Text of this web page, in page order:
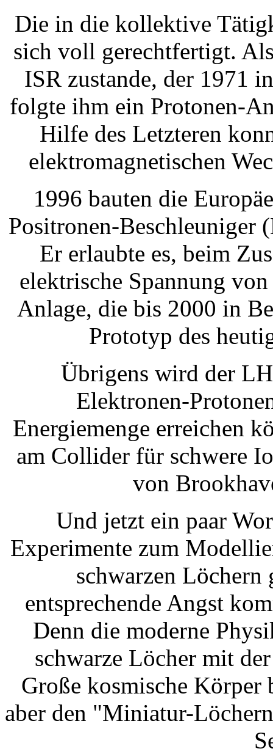
Die in die kollektive
sich voll gerechtfertigt.
ISR zustande, der 1971
folgte ihm ein Protonen-
Hilfe des Letzteren
elektromagnetischen
1996 bauten die
Positronen-Beschleuniger
Er erlaubte es, beim
elektrische Spannung
Anlage, die bis 2000 in
Prototyp des
Übrigens wird der
Elektronen-
Energiemenge erreichen
am Collider für schwere
von
Und jetzt ein paar
Experimente zum
schwarzen
entsprechende Angst
Denn die moderne
schwarze Löcher mit
Große kosmische Körper
aber den "Miniatur-